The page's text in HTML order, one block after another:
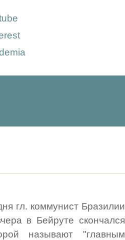
гл. коммунист Бразилии
в Бейруте скончался
называют "главным